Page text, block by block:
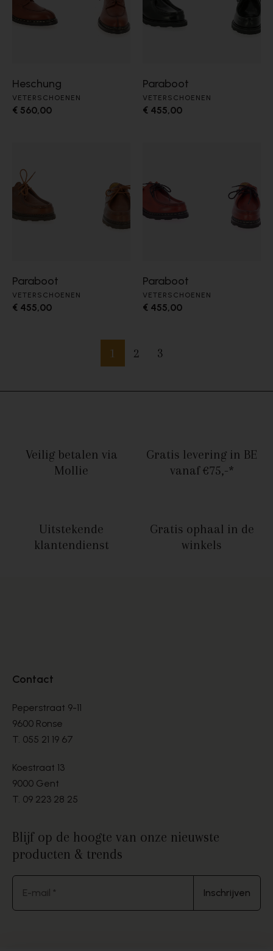
Heschung
VETERSCHOENEN
€ 560,00
Paraboot
VETERSCHOENEN
€ 455,00
Paraboot
VETERSCHOENEN
€ 455,00
Paraboot
VETERSCHOENEN
€ 455,00
1 2 3
Veilig betalen via
Mollie
Gratis levering in BE
vanaf €75,-*
Uitstekende
klantendienst
Gratis ophaal in de
winkels
Contact
Peperstraat 9-11
9600 Ronse
T. 055 21 19 67
Koestraat 13
9000 Gent
T. 09 223 28 25
Blijf op de hoogte van onze nieuwste
producten & trends
E-mail * Inschrijven